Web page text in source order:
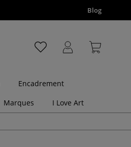
Blog
Encadrement
Marques I Love Art